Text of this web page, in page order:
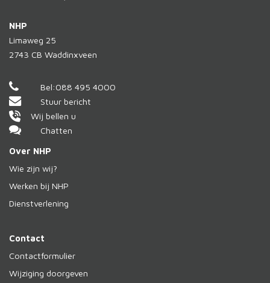
NHP
Limaweg 25
2743 CB Waddinxveen
Bel:088 495 4000
Stuur bericht
Wij bellen u
Chatten
Over NHP
Wie zijn wij?
Werken bij NHP
Dienstverlening
Contact
Contactformulier
Wijziging doorgeven